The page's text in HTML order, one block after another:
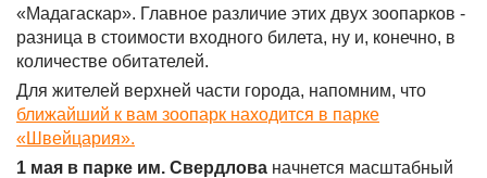
«Мадагаскар». Главное различие этих двух зоопарков -
разница в стоимости входного билета, ну и, конечно, в
количестве обитателей.
Для жителей верхней части города, напомним, что
ближайший к вам зоопарк находится в парке
«Швейцария».
1 мая в парке им. Свердлова начнется масштабный